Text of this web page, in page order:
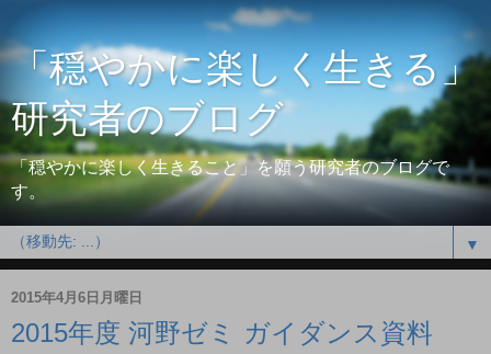
「穏やかに楽しく生きる」
研究者のブログ
「穏やかに楽しく生きること」を願う研究者のブログで
す。
▼
2015年4月6日月曜日
2015年度 河野ゼミ ガイダンス資料